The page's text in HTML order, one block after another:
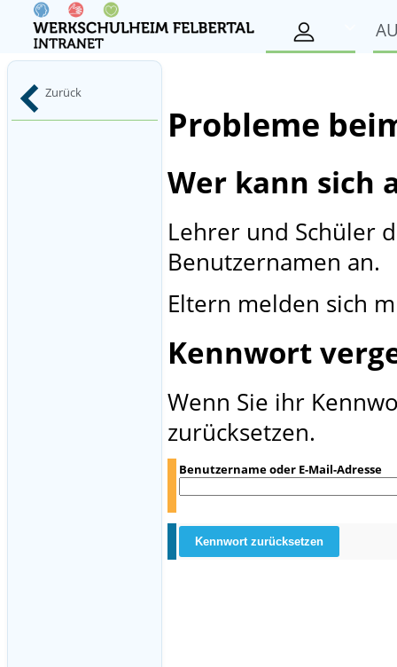
Zurück
Probleme
Wer kann sich
Lehrer und Schüler
Benutzernamen an.
Eltern melden sich
Kennwort
Wenn Sie ihr
zurücksetzen.
Benutzername oder E-Mail-Adresse